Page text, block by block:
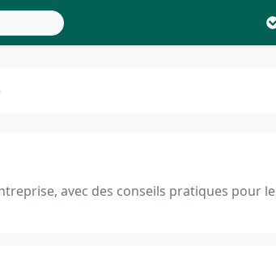
avec des conseils pratiques pour